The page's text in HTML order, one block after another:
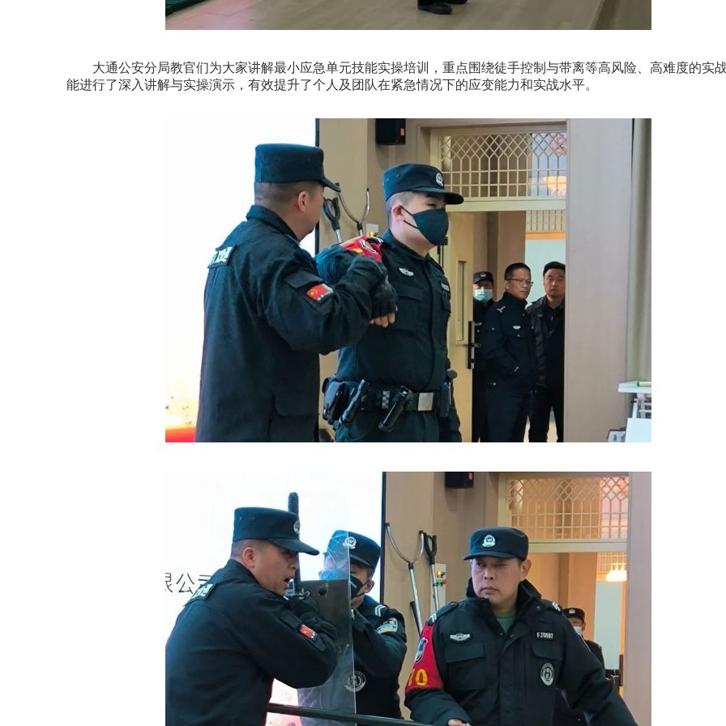
大通公安分局教官们为大家讲解最小应急单元技能实操培训，重点围绕徒手控制与带离等高风险、高难度的实
能进行了深入讲解与实操演示，有效提升了个人及团队在紧急情况下的应变能力和实战水平。